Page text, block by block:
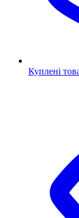
Куплені